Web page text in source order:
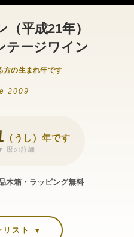
平成21年）
テージワイン
方の生まれ年です
2009
（うし）年です
暦の詳細
木箱・ラッピング無料
リスト ▼